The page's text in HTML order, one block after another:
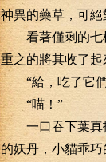
神異的藥草，可
看著僅剩的七棵
重之的將其收了起
“給，吃了它們
“喵！”
一口吞下葉真扔
的妖丹，小貓乖